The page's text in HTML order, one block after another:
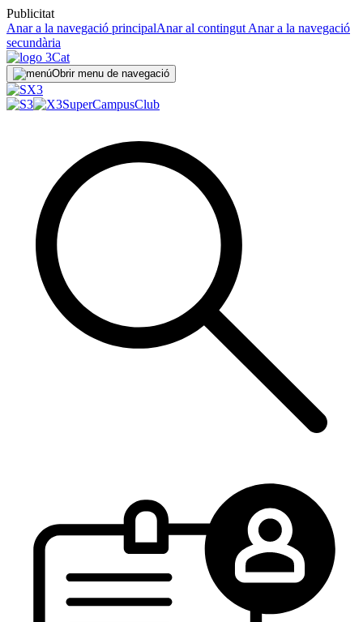
Publicitat
Anar a la navegació principalAnar al contingut Anar a la navegació
secundària
Obrir menu de navegació
SuperCampusClub